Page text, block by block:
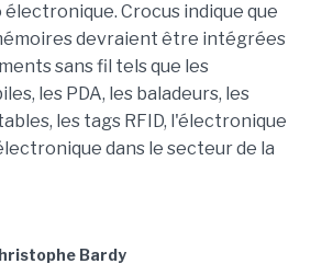
électronique. Crocus indique que
devraient être intégrées
sans fil tels que les
les PDA, les baladeurs, les
les tags RFID, l'électronique
dans le secteur de la
Bardy